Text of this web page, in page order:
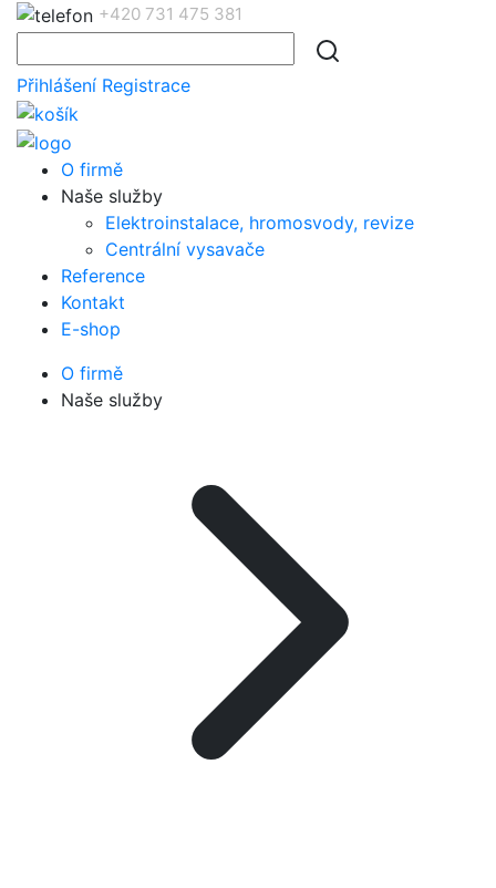
+420 731 475 381
Přihlášení Registrace
O firmě
Naše služby
Elektroinstalace, hromosvody, revize
Centrální vysavače
Reference
Kontakt
E-shop
O firmě
Naše služby